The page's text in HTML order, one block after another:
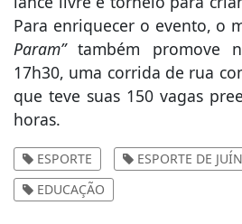
Para enriquecer o evento, o
Param”também promove
17h30, uma corrida de rua
que teve suas 150 vagas
horas.
ESPORTE ESPORTE DE
EDUCAÇÃO